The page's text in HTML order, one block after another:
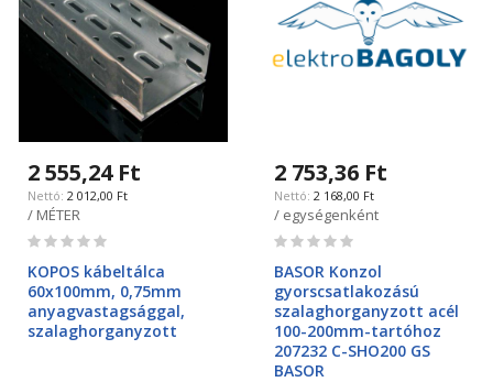
2 555,24 Ft
2 012,00 Ft
/ MÉTER
Rating:
KOPOS kábeltálca
60x100mm, 0,75mm
anyagvastagsággal,
szalaghorganyzott
2 753,36 Ft
2 168,00 Ft
/ egységenként
Rating:
BASOR Konzol
gyorscsatlakozású
szalaghorganyzott acél
100-200mm-tartóhoz
207232 C-SHO200 GS
BASOR